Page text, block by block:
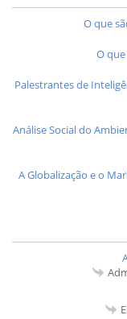
O que
O
Palestrantes de
Análise Social do
A Globalização e o